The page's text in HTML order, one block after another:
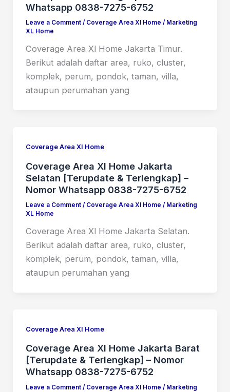
Whatsapp 0838-7275-6752
Leave a Comment / Coverage Area Xl Home / Marketing
XL Home
Coverage Area Xl Home Jakarta Timur.
Berikut adalah daftar area, ruko, cluster,
komplek, perum, pondok, taman, villa,
ataupun perumahan yang
Coverage Area Xl Home
Coverage Area Xl Home Jakarta
Selatan [Terupdate & Terlengkap] –
Nomor Whatsapp 0838-7275-6752
Leave a Comment / Coverage Area Xl Home / Marketing
XL Home
Coverage Area Xl Home Jakarta Selatan.
Berikut adalah daftar area, ruko, cluster,
komplek, perum, pondok, taman, villa,
ataupun perumahan yang
Coverage Area Xl Home
Coverage Area Xl Home Jakarta Barat
[Terupdate & Terlengkap] – Nomor
Whatsapp 0838-7275-6752
Leave a Comment / Coverage Area Xl Home / Marketing